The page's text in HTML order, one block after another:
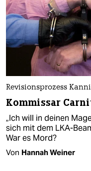
Revisionsprozess
Kommissar
„Ich will in deinen
sich mit dem LKA-
War es Mord?
Von Hannah Weiner